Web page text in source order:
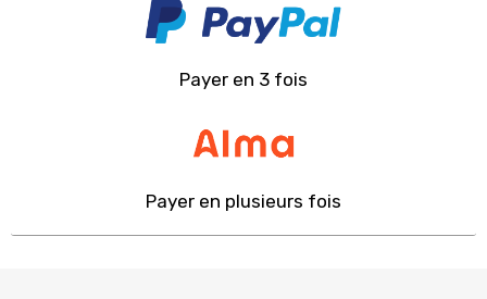
Payer en 3 fois
Payer en plusieurs fois